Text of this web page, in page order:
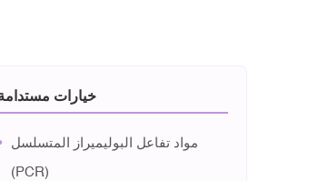
خيارات
مواد تفاعل البوليميراز المتسلسل
(PCR)